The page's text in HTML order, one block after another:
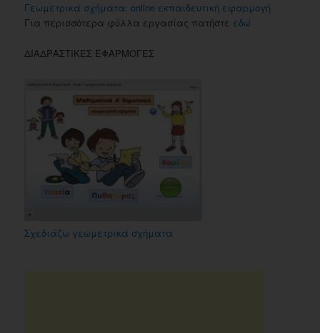
Γεωμετρικά σχήματα: online εκπαιδευτική εφαρμογή
Για περισσότερα φύλλα εργασίας πατήστε εδώ
ΔΙΑΔΡΑΣΤΙΚΕΣ ΕΦΑΡΜΟΓΕΣ
Σχεδιάζω γεωμετρικά σχήματα